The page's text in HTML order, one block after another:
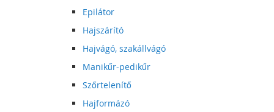
Epilátor
Hajszárító
Hajvágó, szakállvágó
Manikűr-pedikűr
Szőrtelenítő
Hajformázó